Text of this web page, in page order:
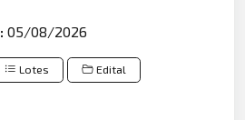
05/08/2026
Lotes Edital